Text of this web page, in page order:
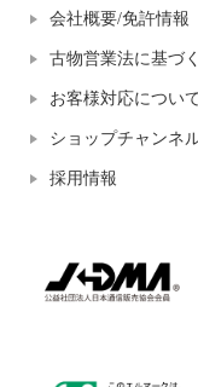
会社概要/免許情報
古物営業法に基づ
お客様対応につい
ショップチャンネ
採用情報